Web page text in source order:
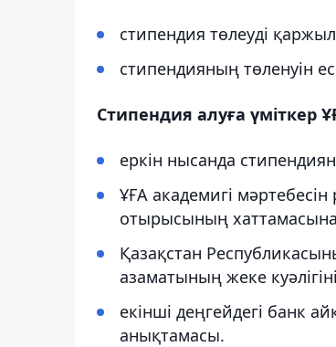
стипендия төлеуді
стипендияның төленуін
Стипендия алуға үміткер
еркін нысанда
ҰҒА академигі
отырысының
Қазақстан
азаматының жеке
екінші деңгейдегі банк
анықтамасы.